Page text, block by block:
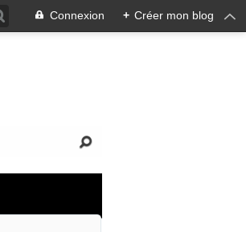
Connexion + Créer mon blog